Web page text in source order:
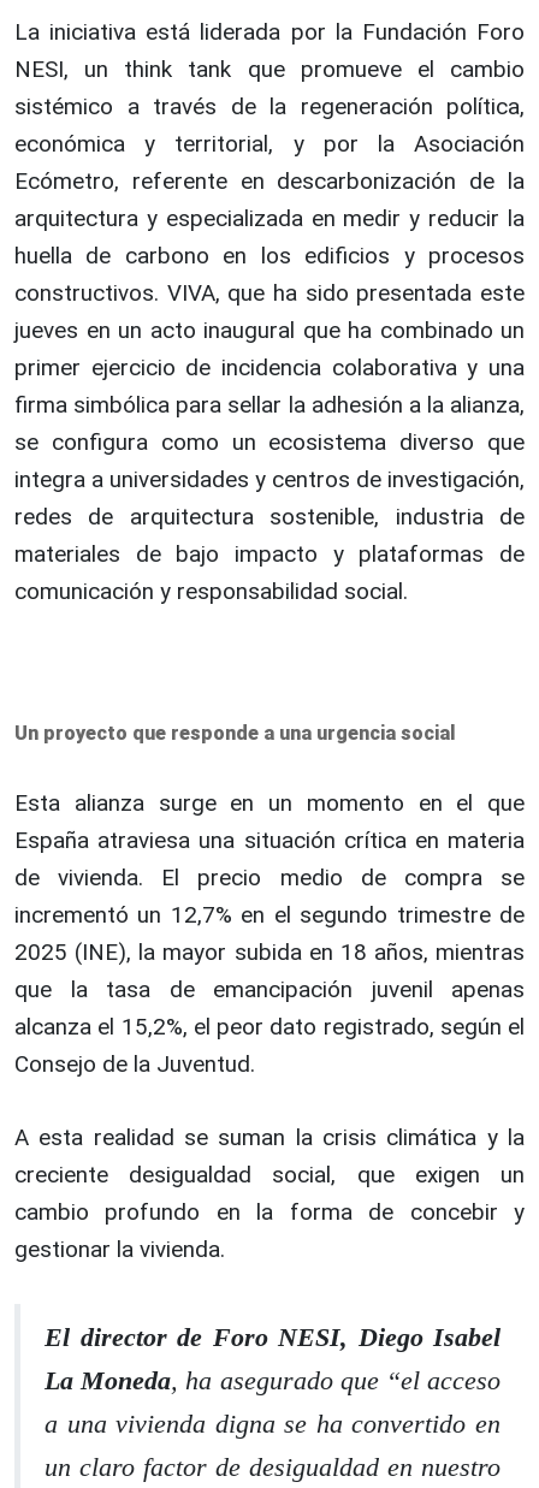
La iniciativa está liderada por la Fundación Foro
NESI, un think tank que promueve el cambio
sistémico a través de la regeneración política,
económica y territorial, y por la Asociación
Ecómetro, referente en descarbonización de la
arquitectura y especializada en medir y reducir la
huella de carbono en los edificios y procesos
constructivos. VIVA, que ha sido presentada este
jueves en un acto inaugural que ha combinado un
primer ejercicio de incidencia colaborativa y una
firma simbólica para sellar la adhesión a la alianza,
se configura como un ecosistema diverso que
integra a universidades y centros de investigación,
redes de arquitectura sostenible, industria de
materiales de bajo impacto y plataformas de
comunicación y responsabilidad social.
Un proyecto que responde a una urgencia social
Esta alianza surge en un momento en el que
España atraviesa una situación crítica en materia
de vivienda. El precio medio de compra se
incrementó un 12,7% en el segundo trimestre de
2025 (INE), la mayor subida en 18 años, mientras
que la tasa de emancipación juvenil apenas
alcanza el 15,2%, el peor dato registrado, según el
Consejo de la Juventud.
A esta realidad se suman la crisis climática y la
creciente desigualdad social, que exigen un
cambio profundo en la forma de concebir y
gestionar la vivienda.
El director de Foro NESI, Diego Isabel
La Moneda, ha asegurado que “el acceso
a una vivienda digna se ha convertido en
un claro factor de desigualdad en nuestro